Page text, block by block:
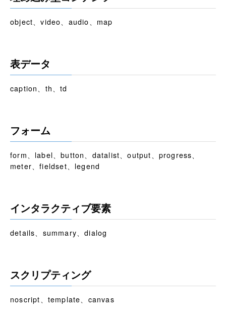
object、video、audio、map
表データ
caption、th、td
フォーム
form、label、button、datalist、output、progress、
meter、fieldset、legend
インタラクティブ要素
details、summary、dialog
スクリプティング
noscript、template、canvas